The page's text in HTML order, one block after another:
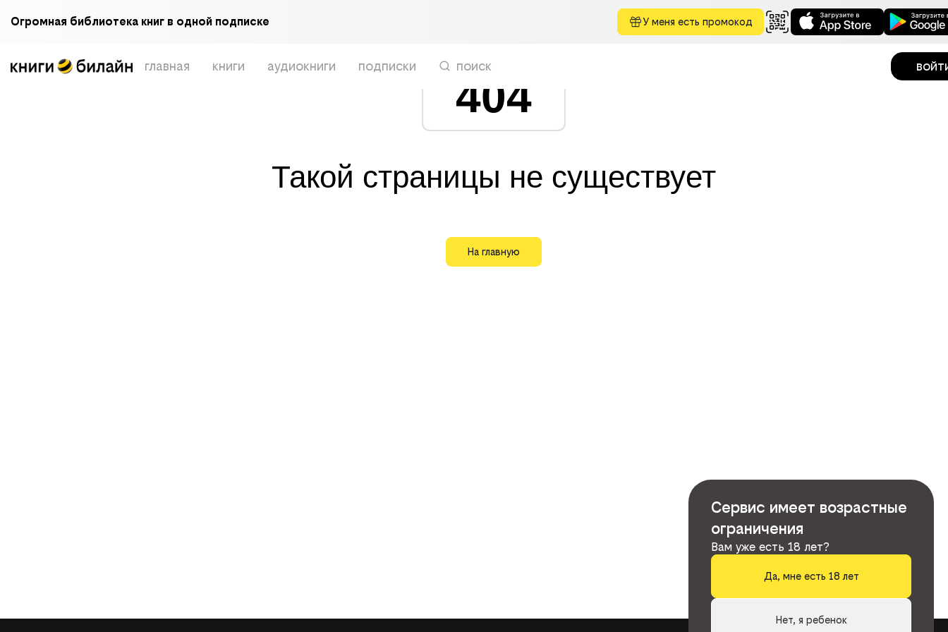
Огромная библиотека книг в одной подписке У меня есть промокод
главная книги аудиокниги подписки поиск
404
Такой страницы не существует
На главную
Сервис имеет возрастные
ограничения
Вам уже есть 18 лет?
Да, мне есть 18 лет
Нет, я ребенок